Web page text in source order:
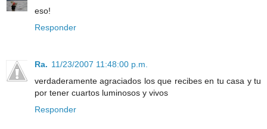
eso!
Responder
Ra. 11/23/2007 11:48:00 p.m.
verdaderamente agraciados los que recibes en tu casa y tu
por tener cuartos luminosos y vivos
Responder